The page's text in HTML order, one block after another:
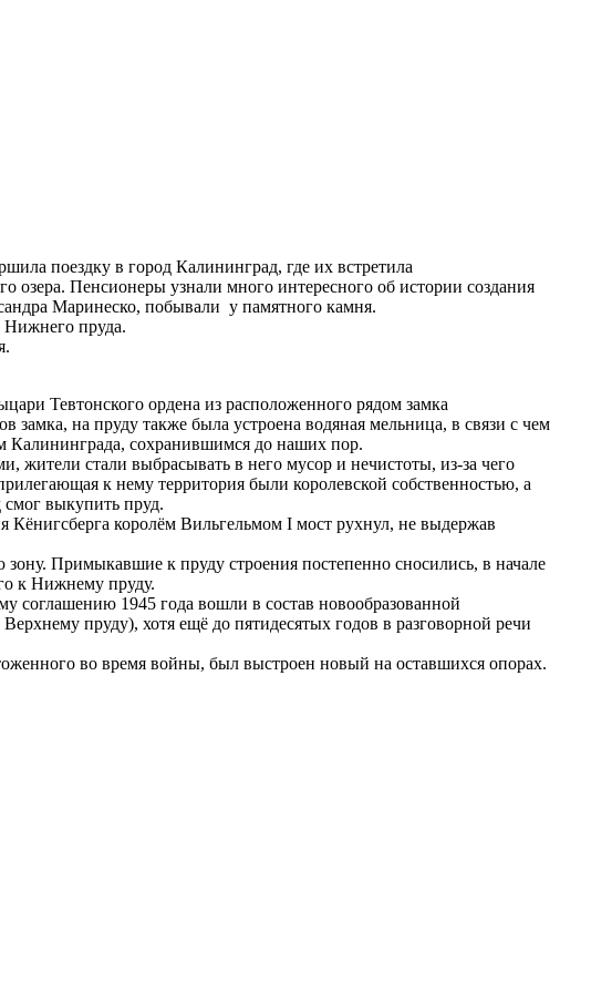
поездку в город Калининград, где их встретила
Пенсионеры узнали много интересного об истории создания
Маринеско, побывали у памятного камня.
Нижнего пруда.
Тевтонского ордена из расположенного рядом замка
замка, на пруду также была устроена водяная мельница, в связи с чем
Калининграда, сохранившимся до наших пор.
жители стали выбрасывать в него мусор и нечистоты, из-за чего
к нему территория были королевской собственностью, а
смог выкупить пруд.
Кёнигсберга королём Вильгельмом I мост рухнул, не выдержав
Примыкавшие к пруду строения постепенно сносились, в начале
к Нижнему пруду.
соглашению 1945 года вошли в состав новообразованной
пруду), хотя ещё до пятидесятых годов в разговорной речи
во время войны, был выстроен новый на оставшихся опорах.